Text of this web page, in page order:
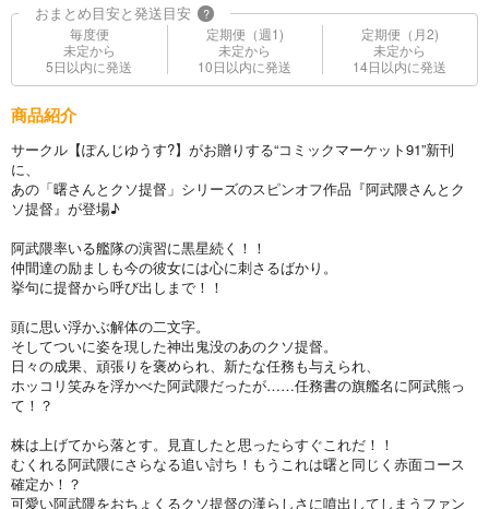
おまとめ目安と発送目安 ?
毎度便
未定から
5日以内に発送
定期便（週1)
未定から
10日以内に発送
定期便（月2)
未定から
14日以内に発送
商品紹介
サークル【ぽんじゆうす?】がお贈りする“コミックマーケット91”新刊
に、
あの「曙さんとクソ提督」シリーズのスピンオフ作品『阿武隈さんとク
ソ提督』が登場♪
阿武隈率いる艦隊の演習に黒星続く！！
仲間達の励ましも今の彼女には心に刺さるばかり。
挙句に提督から呼び出しまで！！
頭に思い浮かぶ解体の二文字。
そしてついに姿を現した神出鬼没のあのクソ提督。
日々の成果、頑張りを褒められ、新たな任務も与えられ、
ホッコリ笑みを浮かべた阿武隈だったが……任務書の旗艦名に阿武熊っ
て！？
株は上げてから落とす。見直したと思ったらすぐこれだ！！
むくれる阿武隈にさらなる追い討ち！もうこれは曙と同じく赤面コース
確定か！？
可愛い阿武隈をおちょくるクソ提督の漢らしさに噴出してしまうファン